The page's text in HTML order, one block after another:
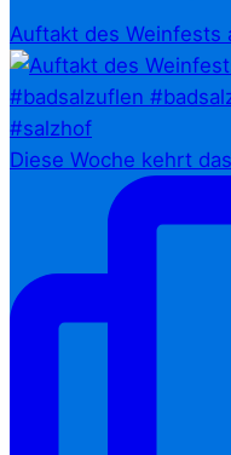
Auftakt des Weinfests
Diese Woche kehrt